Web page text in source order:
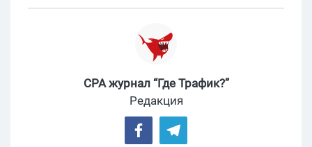
CPA журнал “Где Трафик?”
Редакция